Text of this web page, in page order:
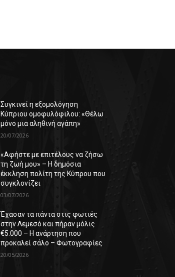
Συγκινεί η εξομολόγηση
Κύπριου ομοφυλόφιλου: «Θέλω
μόνο μια αληθινή αγάπη»
20/07/2026
«Αφήστε με επιτέλους να ζήσω
τη ζωή μου» – Η δημόσια
έκκληση πολίτη της Κύπρου που
συγκλονίζει
03/07/2026
Έχασαν τα πάντα στις φωτιές
στην Λεμεσό και πήραν μόλις
€5.000 – Η ανάρτηση που
προκαλεί σάλο – Φωτογραφίες
20/05/2026